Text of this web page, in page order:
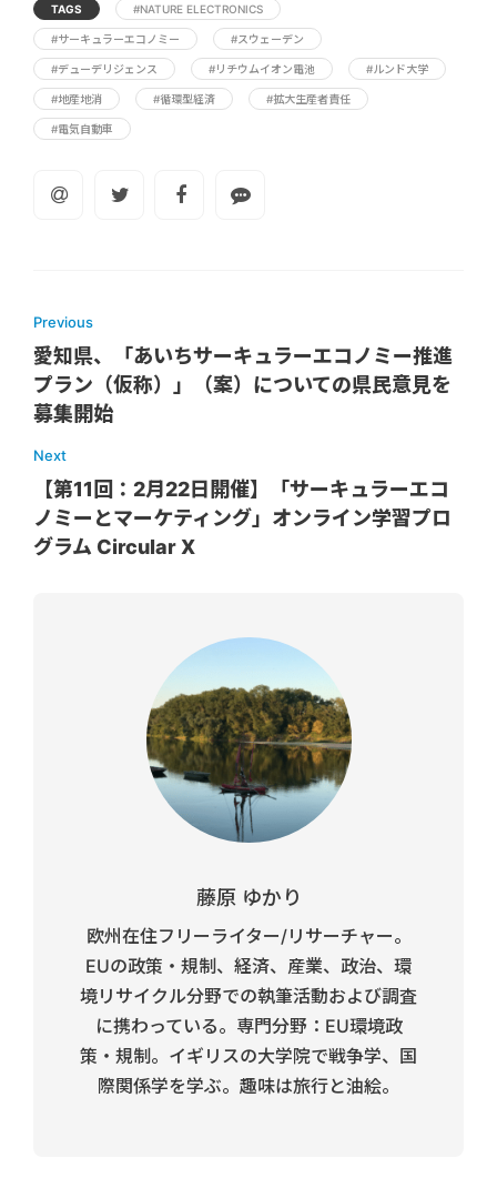
TAGS #NATURE ELECTRONICS
#サーキュラーエコノミー #スウェーデン
#デューデリジェンス #リチウムイオン電池 #ルンド大学
#地産地消 #循環型経済 #拡大生産者責任
#電気自動車
Previous
愛知県、「あいちサーキュラーエコノミー推進
プラン（仮称）」（案）についての県民意見を
募集開始
Next
【第11回：2月22日開催】「サーキュラーエコ
ノミーとマーケティング」オンライン学習プロ
グラム Circular X
藤原 ゆかり
欧州在住フリーライター/リサーチャー。
EUの政策・規制、経済、産業、政治、環
境リサイクル分野での執筆活動および調査
に携わっている。専門分野：EU環境政
策・規制。イギリスの大学院で戦争学、国
際関係学を学ぶ。趣味は旅行と油絵。